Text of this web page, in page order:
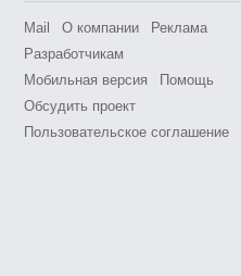
Mail О компании
Реклама
Разработчикам
Мобильная версия
Помощь
Обсудить проект
Пользовательское соглашение